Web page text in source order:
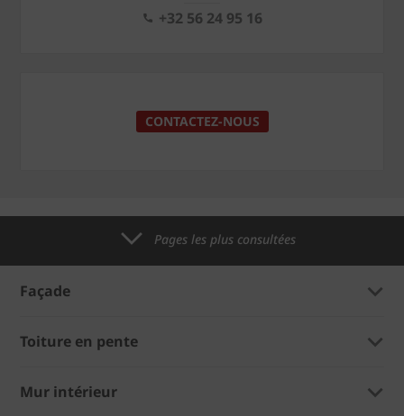
+32 56 24 95 16
CONTACTEZ-NOUS
Pages les plus consultées
Façade
Toiture en pente
Mur intérieur